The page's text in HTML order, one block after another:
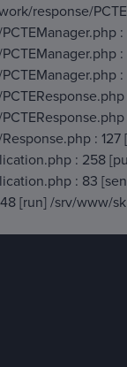
response/
:
:
: 127
: 258
: 83
[run] /srv/www/